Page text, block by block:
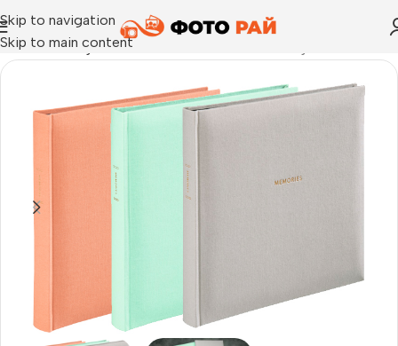
Skip to navigation
Skip to main content
Начало›Албум за залепване на снимки